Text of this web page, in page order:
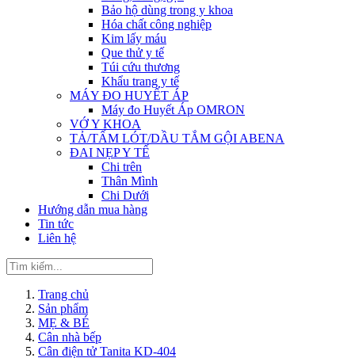
Bảo hộ dùng trong y khoa
Hóa chất công nghiệp
Kim lấy máu
Que thử y tế
Túi cứu thương
Khẩu trang y tế
MÁY ĐO HUYẾT ÁP
Máy đo Huyết Áp OMRON
VỚ Y KHOA
TẢ/TẤM LÓT/DẦU TẮM GỘI ABENA
ĐAI NẸP Y TẾ
Chi trên
Thân Mình
Chi Dưới
Hướng dẫn mua hàng
Tin tức
Liên hệ
Trang chủ
Sản phẩm
MẸ & BÉ
Cân nhà bếp
Cân điện tử Tanita KD-404